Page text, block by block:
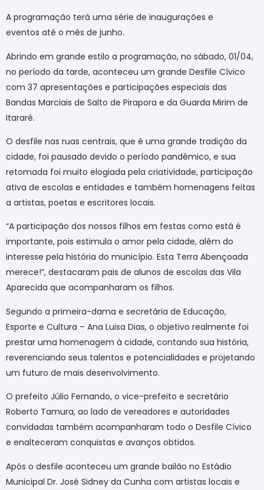
A programação terá uma série de inaugurações e
eventos até o mês de junho.
Abrindo em grande estilo a programação, no sábado, 01/04,
no período da tarde, aconteceu um grande Desfile Cívico
com 37 apresentações e participações especiais das
Bandas Marciais de Salto de Pirapora e da Guarda Mirim de
Itararé.
O desfile nas ruas centrais, que é uma grande tradição da
cidade, foi pausado devido o período pandêmico, e sua
retomada foi muito elogiada pela criatividade, participação
ativa de escolas e entidades e também homenagens feitas
a artistas, poetas e escritores locais.
“A participação dos nossos filhos em festas como está é
importante, pois estimula o amor pela cidade, além do
interesse pela história do município. Esta Terra Abençoada
merece!”, destacaram pais de alunos de escolas das Vila
Aparecida que acompanharam os filhos.
Segundo a primeira-dama e secretária de Educação,
Esporte e Cultura – Ana Luisa Dias, o objetivo realmente foi
prestar uma homenagem à cidade, contando sua história,
reverenciando seus talentos e potencialidades e projetando
um futuro de mais desenvolvimento.
O prefeito Júlio Fernando, o vice-prefeito e secretário
Roberto Tamura, ao lado de vereadores e autoridades
convidadas também acompanharam todo o Desfile Cívico
e enalteceram conquistas e avanços obtidos.
Após o desfile aconteceu um grande bailão no Estádio
Municipal Dr. José Sidney da Cunha com artistas locais e